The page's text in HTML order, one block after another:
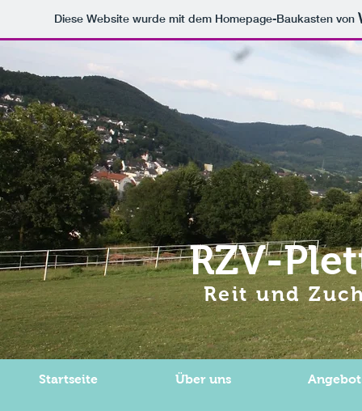
Diese Website wurde mit dem Homepage-Baukasten von
RZV-
Reit und
Startseite Über uns Angebot